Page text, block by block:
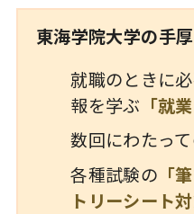
東海学院大学の手
就職のときに
報を学ぶ 「就
数回にわたっ
各種試験の 「
トリーシート